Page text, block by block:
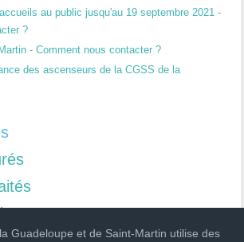
Guadeloupe et de Saint-Martin utilise des
au public jusqu'au 19 septembre 2021 -
?
- Comment nous contacter ?
des ascenseurs de la CGSS de la